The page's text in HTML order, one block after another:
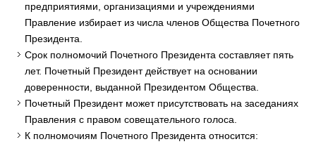
предприятиями, организациями и учреждениями
Правление избирает из числа членов Общества Почетного
Президента.
Срок полномочий Почетного Президента составляет пять
лет. Почетный Президент действует на основании
доверенности, выданной Президентом Общества.
Почетный Президент может присутствовать на заседаниях
Правления с правом совещательного голоса.
К полномочиям Почетного Президента относится: